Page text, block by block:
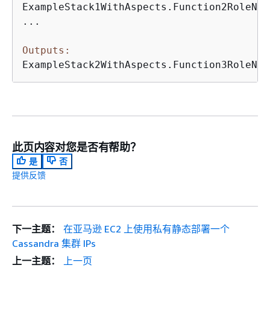
...
Outputs:
此页内容对您是否有帮助？
是
否
提供反馈
下一主题：
在亚马逊 EC2 上使用私有静态部署一个
Cassandra 集群 IPs
上一主题：
上一页